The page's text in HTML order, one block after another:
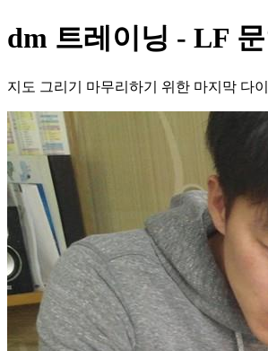
dm 트레이닝 - LF
지도 그리기 마무리하기 위한 마지막 다